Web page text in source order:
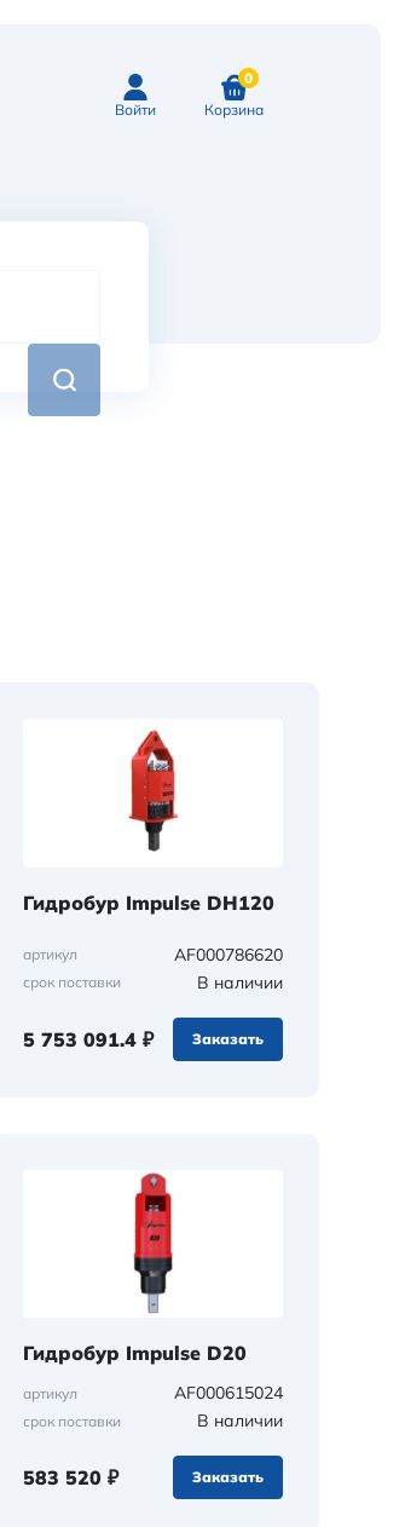
Войти Корзина
0
Гидробур Impulse DH120
артикул AF000786620
срок поставки В наличии
5 753 091.4 ₽ Заказать
Гидробур Impulse D20
артикул AF000615024
срок поставки В наличии
583 520 ₽ Заказать